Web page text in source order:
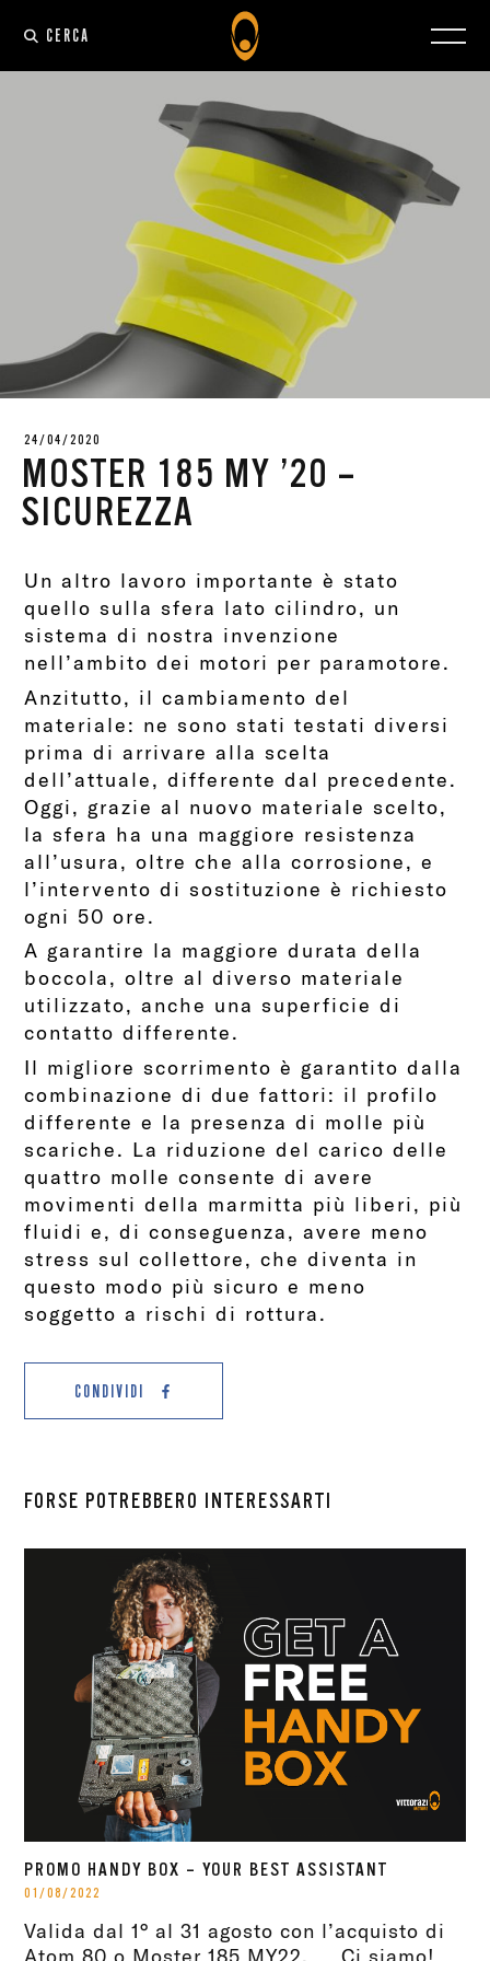
CERCA
24/04/2020
MOSTER 185 MY ’20 –
SICUREZZA
Un altro lavoro importante è stato
quello sulla sfera lato cilindro, un
sistema di nostra invenzione
nell’ambito dei motori per paramotore.
Anzitutto, il cambiamento del
materiale: ne sono stati testati diversi
prima di arrivare alla scelta
dell’attuale, differente dal precedente.
Oggi, grazie al nuovo materiale scelto,
la sfera ha una maggiore resistenza
all’usura, oltre che alla corrosione, e
l’intervento di sostituzione è richiesto
ogni 50 ore.
A garantire la maggiore durata della
boccola, oltre al diverso materiale
utilizzato, anche una superficie di
contatto differente.
Il migliore scorrimento è garantito dalla
combinazione di due fattori: il profilo
differente e la presenza di molle più
scariche. La riduzione del carico delle
quattro molle consente di avere
movimenti della marmitta più liberi, più
fluidi e, di conseguenza, avere meno
stress sul collettore, che diventa in
questo modo più sicuro e meno
soggetto a rischi di rottura.
CONDIVIDI
FORSE POTREBBERO INTERESSARTI
PROMO HANDY BOX – YOUR BEST ASSISTANT
01/08/2022
Valida dal 1° al 31 agosto con l’acquisto di
Atom 80 o Moster 185 MY22. Ci siamo!